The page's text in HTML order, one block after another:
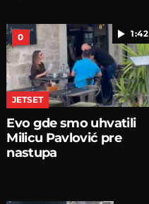
1:42
0
JETSET
Evo gde smo uhvatili
Milicu Pavlović pre
nastupa